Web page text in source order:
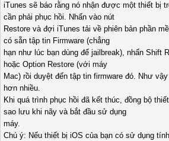
iTunes sẽ báo rằng nó nhận được một thiết bị
cần phải phục hồi. Nhấn vào nút
Restore và đợi iTunes tải về phiên bản phần
có sẵn tập tin Firmware (chẳng
hạn như lúc bạn dùng để jailbreak), nhấn Shift
hoặc Option Restore (với máy
Mac) rồi duyệt đến tập tin firmware đó. Như
hơn nhiều.
Khi quá trình phục hồi đã kết thúc, đồng bộ
sao lưu khi nãy và bắt đầu sử dụng
máy.
Chú ý: Nếu thiết bị iOS của bạn có sử dụng